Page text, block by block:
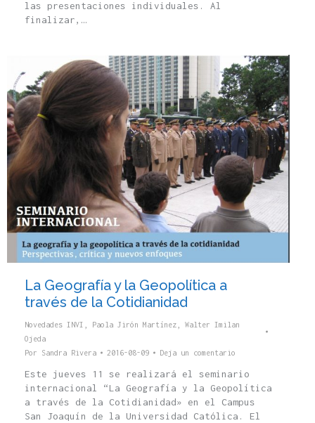
las presentaciones individuales. Al
finalizar,…
La Geografía y la Geopolítica a
través de la Cotidianidad
Novedades INVI Paola Jirón Martínez
Walter Imilan
Ojeda
Por Sandra Rivera 2016-08-09 Deja un comentario
Este jueves 11 se realizará el seminario
internacional “La Geografía y la Geopolítica
a través de la Cotidianidad» en el Campus
San Joaquín de la Universidad Católica. El